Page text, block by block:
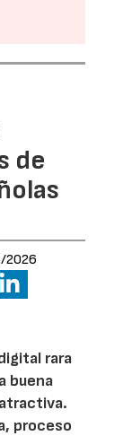
de
2026
rara
buena
proceso